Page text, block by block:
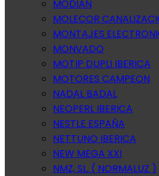
MODIAN
MOLECOR
MONTAJES
MONVADO
MOTIP DUPLI IBERICA
MOTORES CAMPEON
NADAL BADAL
NEOPERL IBERICA
NESTLE ESPAÑA
NETTUNO IBERICA
NEW MEGA XXI
NMZ, SL. ( NORMALUZ )